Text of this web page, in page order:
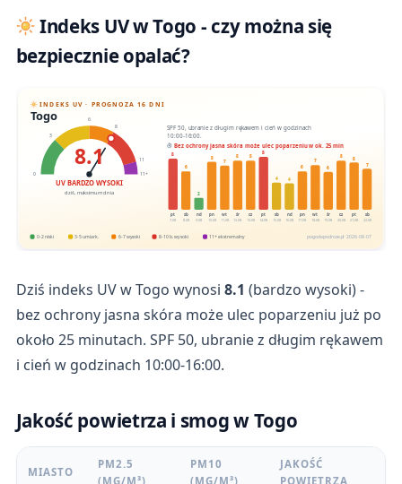
Indeks UV w Togo - czy można się
bezpiecznie opalać?
INDEKS UV · PROGNOZA 16 DNI
Togo
0
3
6
8
11
11+
8.1
UV BARDZO WYSOKI
dziś, maksimum dnia
SPF 50, ubranie z długim rękawem i cień w godzinach
10:00-16:00.
Bez ochrony jasna skóra może ulec poparzeniu w ok. 25 min
8
pt
7.08
6
sb
8.08
2
nd
9.08
8
pn
10.08
7
wt
11.08
8
śr
12.08
8
cz
13.08
8
pt
14.08
4
sb
15.08
4
nd
16.08
6
pn
17.08
7
wt
18.08
6
śr
19.08
8
cz
20.08
8
pt
21.08
7
sb
22.08
0-2 niski 3-5 umiark. 6-7 wysoki 8-10 b. wysoki 11+ ekstremalny pogodapodroze.pl · 2026-08-07
Dziś indeks UV w Togo wynosi 8.1 (bardzo wysoki) -
bez ochrony jasna skóra może ulec poparzeniu już po
około 25 minutach. SPF 50, ubranie z długim rękawem
i cień w godzinach 10:00-16:00.
Jakość powietrza i smog w Togo
MIASTO
PM2.5
(ΜG/M³)
PM10
(ΜG/M³)
JAKOŚĆ
POWIETRZA